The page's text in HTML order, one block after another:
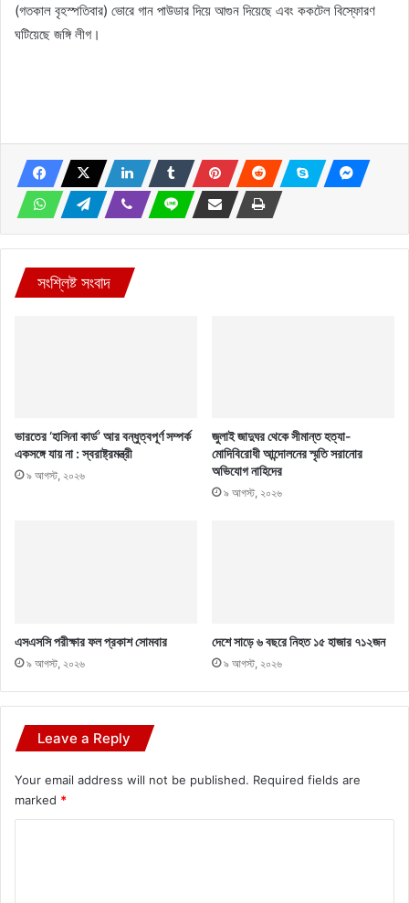
(গতকাল বৃহস্পতিবার) ভোরে গান পাউডার দিয়ে আগুন দিয়েছে এবং ককটেল বিস্ফোরণ
ঘটিয়েছে জঙ্গি লীগ।
সংশ্লিষ্ট সংবাদ
ভারতের ‘হাসিনা কার্ড’ আর বন্ধুত্বপূর্ণ সম্পর্ক
একসঙ্গে যায় না : স্বরাষ্ট্রমন্ত্রী
৯ আগস্ট, ২০২৬
জুলাই জাদুঘর থেকে সীমান্ত হত্যা-
মোদিবিরোধী আন্দোলনের স্মৃতি সরানোর
অভিযোগ নাহিদের
৯ আগস্ট, ২০২৬
এসএসসি পরীক্ষার ফল প্রকাশ সোমবার
৯ আগস্ট, ২০২৬
দেশে সাড়ে ৬ বছরে নিহত ১৫ হাজার ৭১২জন
৯ আগস্ট, ২০২৬
Leave a Reply
Your email address will not be published. Required fields are
marked *